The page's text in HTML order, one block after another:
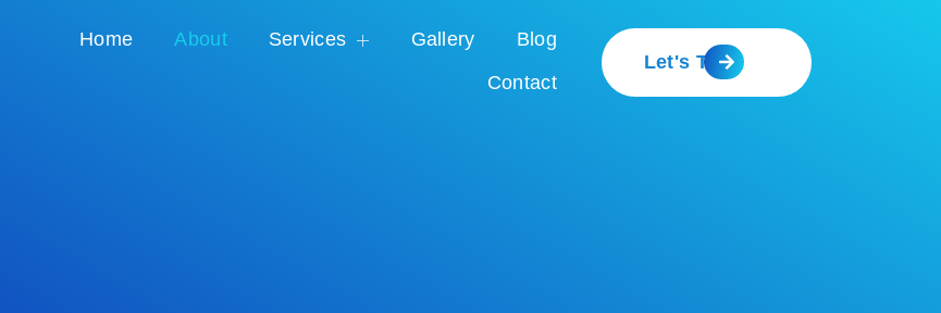
Home About Services Gallery
Blog
Contact
Let's Talk